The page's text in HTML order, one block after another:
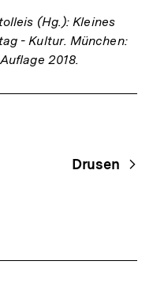
(Hg.): Kleines
- Kultur. München:
2018.
Drusen